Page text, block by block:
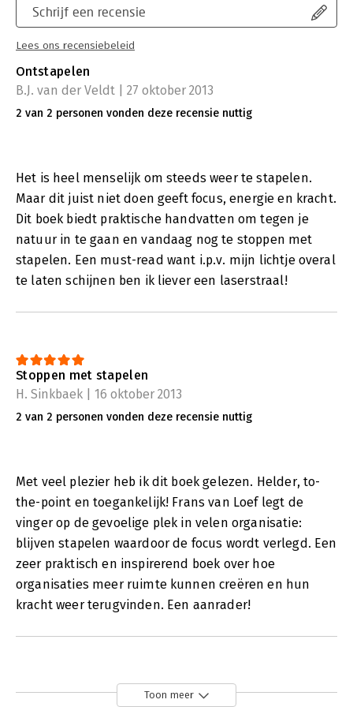
Schrijf een recensie
Lees ons recensiebeleid
Ontstapelen
B.J. van der Veldt | 27 oktober 2013
2 van 2 personen vonden deze recensie nuttig
Het is heel menselijk om steeds weer te stapelen.
Maar dit juist niet doen geeft focus, energie en kracht.
Dit boek biedt praktische handvatten om tegen je
natuur in te gaan en vandaag nog te stoppen met
stapelen. Een must-read want i.p.v. mijn lichtje overal
te laten schijnen ben ik liever een laserstraal!
Stoppen met stapelen
H. Sinkbaek | 16 oktober 2013
2 van 2 personen vonden deze recensie nuttig
Met veel plezier heb ik dit boek gelezen. Helder, to-
the-point en toegankelijk! Frans van Loef legt de
vinger op de gevoelige plek in velen organisatie:
blijven stapelen waardoor de focus wordt verlegd. Een
zeer praktisch en inspirerend boek over hoe
organisaties meer ruimte kunnen creëren en hun
kracht weer terugvinden. Een aanrader!
Toon meer